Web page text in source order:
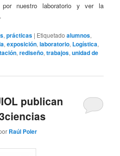
nuestro laboratorio y ver la
.
,prácticas | Etiquetado alumnos,
,exposición,laboratorio, Logística,
,rediseño,trabajos,unidad de
publican
Raúl Poler